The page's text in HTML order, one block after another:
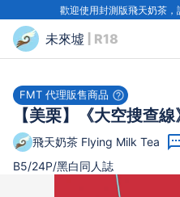
歡迎使用封測版飛天奶茶，
未來墟 | R18
FMT 代理販售商品
【美栗】《大空搜查線
飛天奶茶 Flying Milk Tea
B5/24P/黑白同人誌